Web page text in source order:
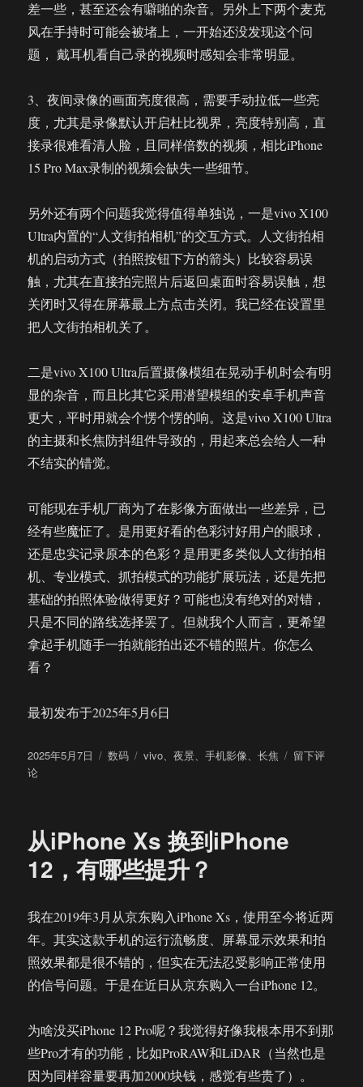
差一些，甚至还会有噼啪的杂音。另外上下两个麦克
风在手持时可能会被堵上，一开始还没发现这个问
题， 戴耳机看自己录的视频时感知会非常明显。
3、夜间录像的画面亮度很高，需要手动拉低一些亮
度，尤其是录像默认开启杜比视界，亮度特别高，直
接录很难看清人脸，且同样倍数的视频，相比iPhone
15 Pro Max录制的视频会缺失一些细节。
另外还有两个问题我觉得值得单独说，一是vivo X100
Ultra内置的“人文街拍相机”的交互方式。人文街拍相
机的启动方式（拍照按钮下方的箭头）比较容易误
触，尤其在直接拍完照片后返回桌面时容易误触，想
关闭时又得在屏幕最上方点击关闭。我已经在设置里
把人文街拍相机关了。
二是vivo X100 Ultra后置摄像模组在晃动手机时会有明
显的杂音，而且比其它采用潜望模组的安卓手机声音
更大，平时用就会个愣个愣的响。这是vivo X100 Ultra
的主摄和长焦防抖组件导致的，用起来总会给人一种
不结实的错觉。
可能现在手机厂商为了在影像方面做出一些差异，已
经有些魔怔了。是用更好看的色彩讨好用户的眼球，
还是忠实记录原本的色彩？是用更多类似人文街拍相
机、专业模式、抓拍模式的功能扩展玩法，还是先把
基础的拍照体验做得更好？可能也没有绝对的对错，
只是不同的路线选择罢了。但就我个人而言，更希望
拿起手机随手一拍就能拍出还不错的照片。你怎么
看？
最初发布于2025年5月6日
发
布
2025年5月7日
分
数码
标
vivo、夜景、手机影像、长焦
于
验：
可
圈
可
的
像
表
现
留下评
论
从iPhone Xs 换到iPhone
12，有哪些提升？
我在2019年3月从京东购入iPhone Xs，使用至今将近两
年。其实这款手机的运行流畅度、屏幕显示效果和拍
照效果都是很不错的，但实在无法忍受影响正常使用
的信号问题。于是在近日从京东购入一台iPhone 12。
为啥没买iPhone 12 Pro呢？我觉得好像我根本用不到那
些Pro才有的功能，比如ProRAW和LiDAR（当然也是
因为同样容量要再加2000块钱，感觉有些贵了）。